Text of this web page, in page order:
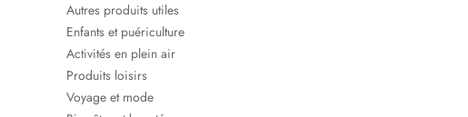
Autres produits utiles
Enfants et puériculture
Activités en plein air
Produits loisirs
Voyage et mode